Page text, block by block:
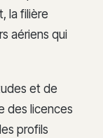
la filière
aériens qui
et de
des licences
profils